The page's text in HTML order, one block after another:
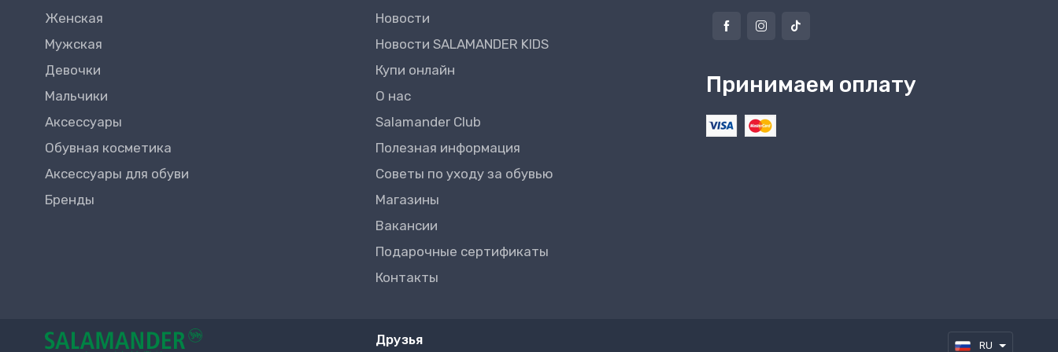
Женская
Мужская
Девочки
Мальчики
Аксессуары
Обувная косметика
Аксессуары для обуви
Бренды
Новости
Новости SALAMANDER KIDS
Купи онлайн
О нас
Salamander Club
Полезная информация
Советы по уходу за обувью
Магазины
Вакансии
Подарочные сертификаты
Контакты
Принимаем оплату
Друзья RU